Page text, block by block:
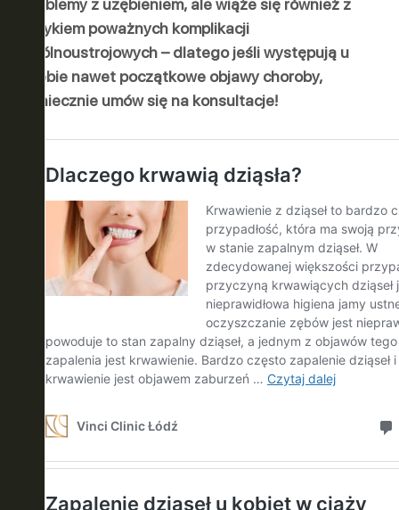
problemy z uzębieniem, ale wiąże się również z
ryzykiem poważnych komplikacji
ogólnoustrojowych – dlatego jeśli występują u
Ciebie nawet początkowe objawy choroby,
koniecznie umów się na konsultacje!